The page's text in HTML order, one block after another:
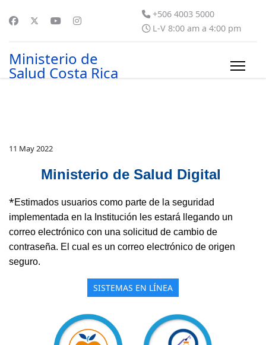
+506 4003 5000
L-V 8:00 am a 4:00 pm
Ministerio de
Salud Costa Rica
11 May 2022
Ministerio de Salud Digital
*Estimados usuarios como parte de la seguridad
implementada en la Institución les estará llegando un
correo electrónico con una solicitud de cambio de
contraseña. El cual es un correo electrónico de origen
seguro.
SISTEMAS EN LÍNEA